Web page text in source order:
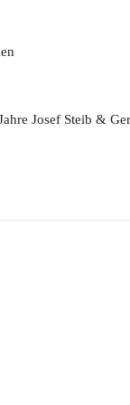
Josef Steib &